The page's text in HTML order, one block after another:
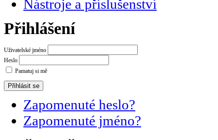
Nástroje a příslušenství
Přihlášení
Uživatelské jméno
Heslo
Pamatuj si mě
Zapomenuté heslo?
Zapomenuté jméno?